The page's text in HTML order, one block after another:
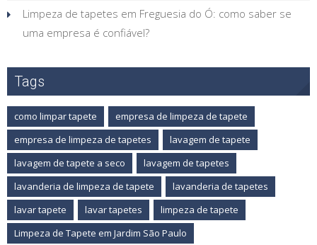
Limpeza de tapetes em Freguesia do Ó: como saber se
uma empresa é confiável?
Tags
como limpar tapete
empresa de limpeza de tapete
empresa de limpeza de tapetes
lavagem de tapete
lavagem de tapete a seco
lavagem de tapetes
lavanderia de limpeza de tapete
lavanderia de tapetes
lavar tapete
lavar tapetes
limpeza de tapete
Limpeza de Tapete em Jardim São Paulo